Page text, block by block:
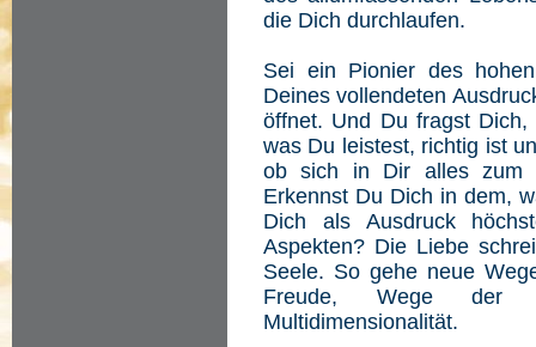
die Dich durchlaufen.
Sei ein Pionier des
Deines vollendeten
öffnet. Und Du fragst
was Du leistest, richtig ist
ob sich in Dir alles zum
Erkennst Du Dich in dem,
Dich als Ausdruck
Aspekten? Die Liebe
Seele. So gehe neue
Freude, Wege der
Multidimensionalität.